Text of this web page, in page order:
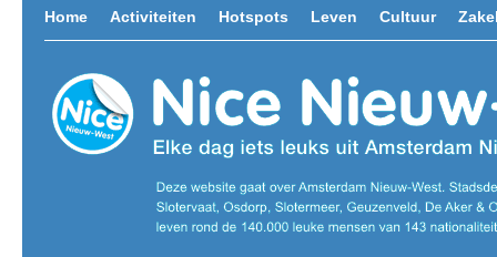
Home Activiteiten Hotspots Leven Cultuur